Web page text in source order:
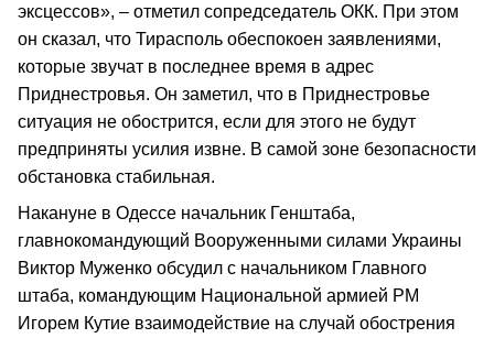
эксцессов», – отметил сопредседатель ОКК. При этом
он сказал, что Тирасполь обеспокоен заявлениями,
которые звучат в последнее время в адрес
Приднестровья. Он заметил, что в Приднестровье
ситуация не обострится, если для этого не будут
предприняты усилия извне. В самой зоне безопасности
обстановка стабильная.
Накануне в Одессе начальник Генштаба,
главнокомандующий Вооруженными силами Украины
Виктор Муженко обсудил с начальником Главного
штаба, командующим Национальной армией РМ
Игорем Кутие взаимодействие на случай обострения